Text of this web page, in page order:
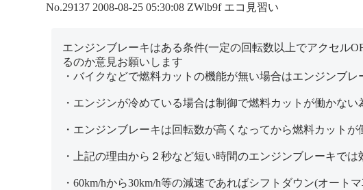
No.29137 2008-08-25 05:30:08 ZWlb9fエコ見習い
エンジンブレーキはある条件(一定の回転数以上でアクセル
るのか意見お願いします
・バイクなどで燃料カットの機能が無い場合はエンジンブ
・エンジンが冷めている場合は制御で燃料カットが働かな
・エンジンブレーキは回転数が高くなってから燃料カット
・上記の理由から２秒など短い時間のエンジンブレーキでは
・60km/hから30km/h等の減速であればシフトダウン(オー